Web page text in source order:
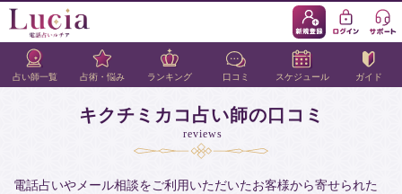
占い師一覧 占術・悩み ランキング 口コミ スケジュール ガイド
キクチミカコ占い師の口コミ
reviews
電話占いやメール相談をご利用いただいたお客様から寄せられた